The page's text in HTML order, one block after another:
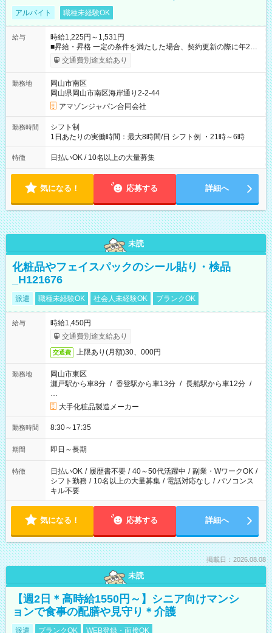
アルバイト 職種未経験OK
給与
時給1,225円～1,531円
■昇給・昇格 一定の条件を満たした場合、契約更新の際に年2回
まで昇給の機会があります。 ■正社員登用制度あり ※月末締/翌
月25日支払い ※時間外手当、別途支給 ※深夜割増賃金 (22:00～
☆Amazon直雇用で安定して働けます！ 【試用期間】試用期間
あり 試用期間の長さ：1週間 雇用形態、給与は本採用時と同じ
です。
交通費別途支給あり
勤務地
岡山市南区
岡山県岡山市南区海岸通り2-2-44
アマゾンジャパン合同会社
勤務時間
シフト制
1日あたりの実働時間：最大8時間/日 シフト例 ・21時～6時
特徴 日払いOK / 10名以上の大量募集
気になる！ 応募する 詳細へ
未読
化粧品やフェイスパックのシール貼り・検品
_H121676
派遣 職種未経験OK 社会人未経験OK ブランクOK
給与
時給1,450円
交通費別途支給あり
交通費 上限あり(月額)30、000円
勤務地
岡山市東区
瀬戸駅から車8分 / 香登駅から車13分 / 長船駅から車12分 /
…
大手化粧品製造メーカー
勤務時間 8:30～17:35
期間 即日～長期
特徴 日払いOK / 履歴書不要 / 40～50代活躍中 / 副業・WワークOK /
シフト勤務 / 10名以上の大量募集 / 電話対応なし / パソコンス
キル不要
気になる！ 応募する 詳細へ
掲載日：2026.08.08
未読
【週2日＊高時給1550円～】シニア向けマンシ
ョンで食事の配膳や見守り＊介護
派遣 ブランクOK WEB登録・面接OK